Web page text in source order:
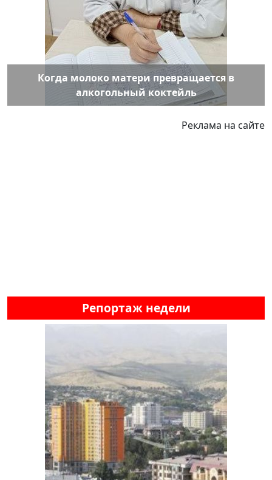
Когда молоко матери превращается в
алкогольный коктейль
Реклама на сайте
Репортаж недели